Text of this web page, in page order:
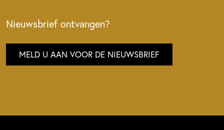
Nieuwsbrief ontvangen?
MELD U AAN VOOR DE NIEUWSBRIEF